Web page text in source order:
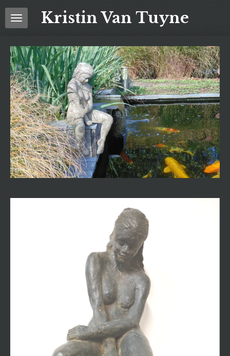
Ga
direct
hoofdinhoud
Kristin Van Tuyne